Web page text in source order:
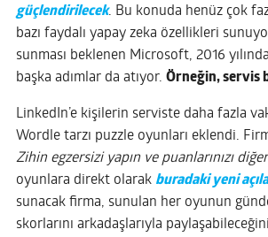
güçlendirilecek. Bu konuda henüz çok
bazı faydalı yapay zeka özellikleri
sunması beklenen Microsoft, 2016
başka adımlar da atıyor. Örneğin, servis
LinkedIn’e kişilerin serviste daha fazla
Wordle tarzı puzzle oyunları eklendi.
Zihin egzersizi yapın ve puanlarınızı
oyunlara direkt olarak buradaki yeni
sunacak firma, sunulan her oyunun
skorlarını arkadaşlarıyla